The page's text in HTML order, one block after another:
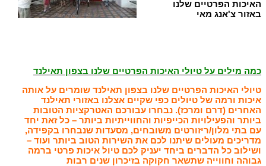
האיכות הפרטיים שלנו
באזור צ'אנג מאי
כמה מילים על טיולי האיכות הפרטיים שלנו בצפון תאילנד
טיולי האיכות הפרטיים שלנו בצפון תאילנד שומרים על אותה
איכות ורמה של טיולים כפי שקיים אצלנו באזורי תאילנד
האחרים (דרם ומרכז). נבחרו עבורכם האטרקציות הטובות
ביותר והפעילויות הכייפיות והחווייתיות ביותר – כל זאת יחד
עם בתי מלון/ריזורטים משובחים, מסעדות שנבחרו בקפידה,
מדריכים מעולים שיתנו לכם את השירות הטוב ביותר ועוד –
ושילוב כל הדברים ביחד יעניק לכם טיול איכות פרטי ברמה
גבוהה וחווייה שתשאר חקוקה בזיכרון שנים רבות